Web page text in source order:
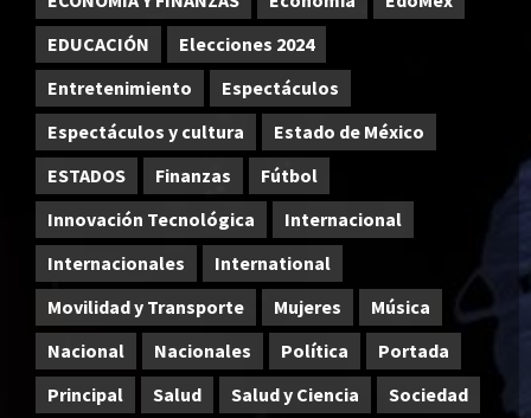
EDUCACIÓN
Elecciones 2024
Entretenimiento
Espectáculos
Espectáculos y cultura
Estado de México
ESTADOS
Finanzas
Fútbol
Innovación Tecnológica
Internacional
Internacionales
International
Movilidad y Transporte
Mujeres
Música
Nacional
Nacionales Política
Portada
Principal
Salud Salud y Ciencia
Sociedad